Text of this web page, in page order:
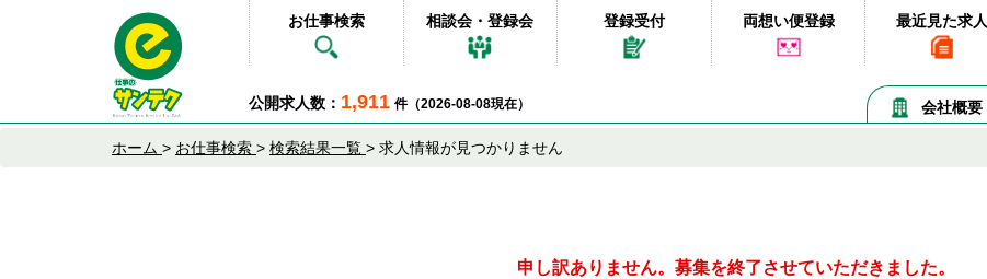
お仕事検索 相談会・登録会 登録受付 両想い便登録 最近見た求人
公開求人数： 1,911 件（2026-08-08現在） 会社概要
ホーム > お仕事検索 > 検索結果一覧 > 求人情報が見つかりません
申し訳ありません。募集を終了させていただきました。